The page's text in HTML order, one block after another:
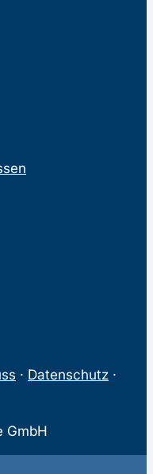
· Datenschutz ·
GmbH